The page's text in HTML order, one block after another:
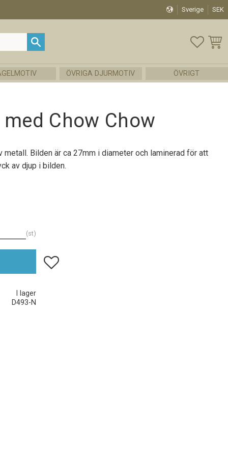
Sverige SEK
ÖVRIGA DJURMOTIV ÖVRIGT
Chow Chow
Bilden är ca 27mm i diameter och laminerad för att
av djup i bilden.
st
Lägg till i favoriter
I lager
D493-N